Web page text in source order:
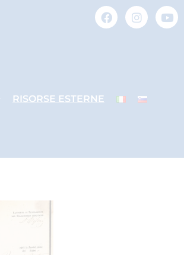
RISORSE ESTERNE